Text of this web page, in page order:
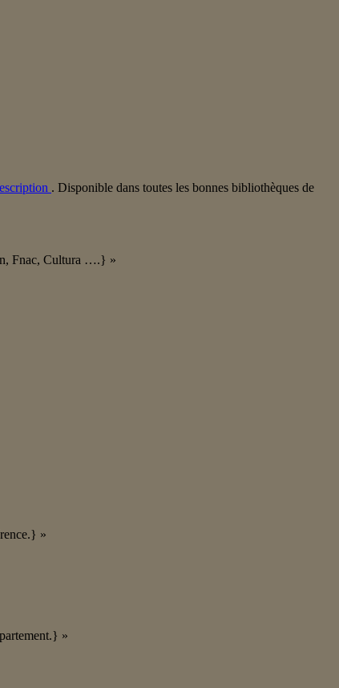
. Disponible dans toutes les bonnes bibliothèques de
Fnac, Cultura ….} »
»
»